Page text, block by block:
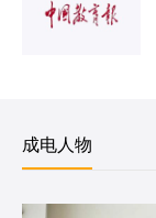
成电人物